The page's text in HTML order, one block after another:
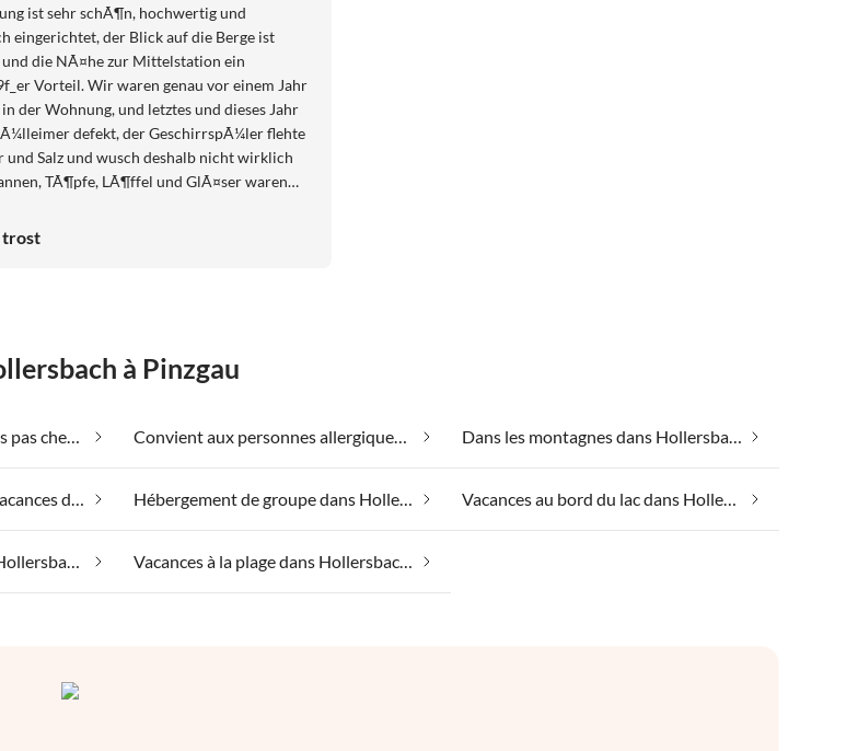
ist sehr schÃ¶n, hochwertig und
eingerichtet, der Blick auf die Berge ist
die NÃ¤he zur Mittelstation ein
Vorteil. Wir waren genau vor einem Jahr
der Wohnung, und letztes und dieses Jahr
defekt, der GeschirrspÃ¼ler flehte
und Salz und wusch deshalb nicht wirklich
TÃ¶pfe, LÃ¶ffel und GlÃ¤ser waren
bei der Pflege und Wartung
trost
à Pinzgau
Appartements de vacances pas chers dans Hollersbach à Pinzgau Convient aux personnes allergiques dans Hollersbach à Pinzgau Dans les montagnes dans Hollersbach à Pinzgau
Emmener votre chien en vacances dans Hollersbach à Pinzgau Hébergement de groupe dans Hollersbach à Pinzgau Vacances au bord du lac dans Hollersbach à Pinzgau
Vacances à la ferme dans Hollersbach à Pinzgau Vacances à la plage dans Hollersbach à Pinzgau